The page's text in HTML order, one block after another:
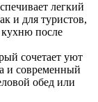
легкий
и для туристов,
после
сочетает уют
и современный
обед или